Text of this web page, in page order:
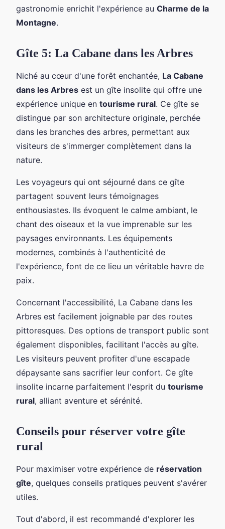
gastronomie enrichit l'expérience au Charme de la
Montagne.
Gîte 5: La Cabane dans les Arbres
Niché au cœur d'une forêt enchantée, La Cabane
dans les Arbres est un gîte insolite qui offre une
expérience unique en tourisme rural. Ce gîte se
distingue par son architecture originale, perchée
dans les branches des arbres, permettant aux
visiteurs de s'immerger complètement dans la
nature.
Les voyageurs qui ont séjourné dans ce gîte
partagent souvent leurs témoignages
enthousiastes. Ils évoquent le calme ambiant, le
chant des oiseaux et la vue imprenable sur les
paysages environnants. Les équipements
modernes, combinés à l'authenticité de
l'expérience, font de ce lieu un véritable havre de
paix.
Concernant l'accessibilité, La Cabane dans les
Arbres est facilement joignable par des routes
pittoresques. Des options de transport public sont
également disponibles, facilitant l'accès au gîte.
Les visiteurs peuvent profiter d'une escapade
dépaysante sans sacrifier leur confort. Ce gîte
insolite incarne parfaitement l'esprit du tourisme
rural, alliant aventure et sérénité.
Conseils pour réserver votre gîte
rural
Pour maximiser votre expérience de réservation
gîte, quelques conseils pratiques peuvent s'avérer
utiles.
Tout d'abord, il est recommandé d'explorer les